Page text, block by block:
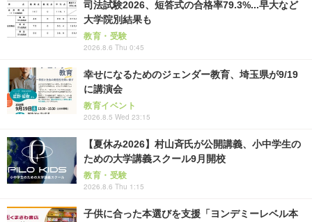
司法試験2026、短答式の合格率79.3%...早大など
大学院別結果も
教育・受験
2026.8.6 Thu 0:45
幸せになるためのジェンダー教育、埼玉県が9/19
に講演会
教育イベント
2026.8.5 Wed 23:15
【夏休み2026】村山斉氏が公開講義、小中学生の
ための大学講義スクール9月開校
教育・受験
2026.8.6 Thu 1:15
子供に合った本選びを支援「ヨンデミーレベル本